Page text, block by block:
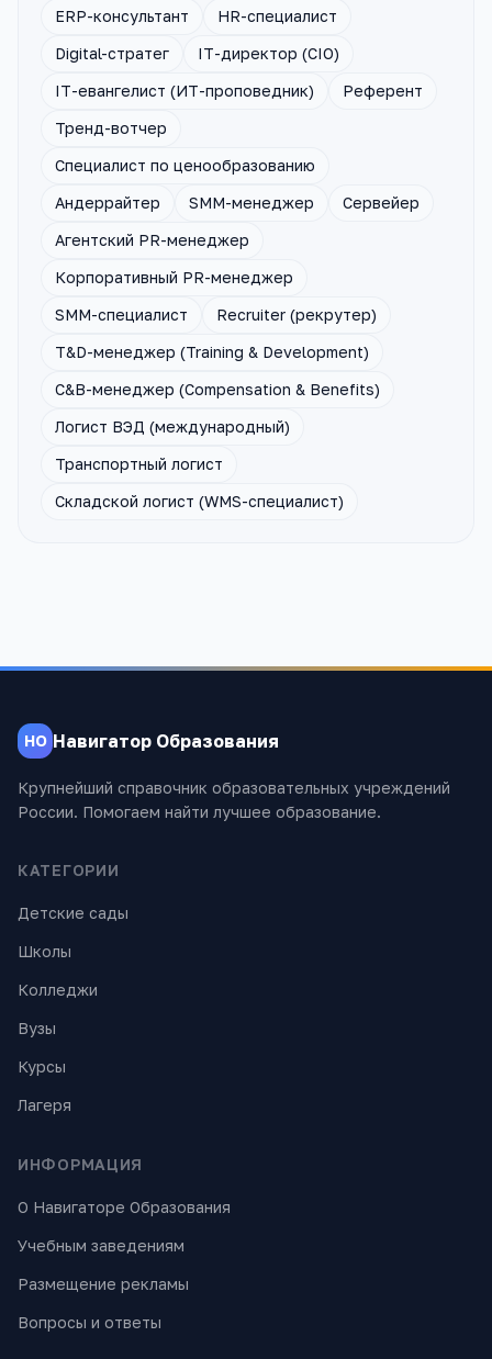
ERP-консультант
HR-специалист
Digital-стратег
IT-директор (CIO)
IT-евангелист (ИТ-проповедник)
Референт
Тренд-вотчер
Cпециалист по ценообразованию
Андеррайтер
SMM-менеджер
Сервейер
Агентский PR-менеджер
Корпоративный PR-менеджер
SMM-специалист
Recruiter (рекрутер)
T&D-менеджер (Training & Development)
C&B-менеджер (Compensation & Benefits)
Логист ВЭД (международный)
Транспортный логист
Складской логист (WMS-специалист)
НО Навигатор Образования
Крупнейший справочник образовательных учреждений
России. Помогаем найти лучшее образование.
КАТЕГОРИИ
Детские сады
Школы
Колледжи
Вузы
Курсы
Лагеря
ИНФОРМАЦИЯ
О Навигаторе Образования
Учебным заведениям
Размещение рекламы
Вопросы и ответы